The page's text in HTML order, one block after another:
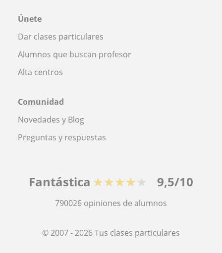
Únete
Dar clases particulares
Alumnos que buscan profesor
Alta centros
Comunidad
Novedades y Blog
Preguntas y respuestas
Fantástica ★★★★★ 9,5/10
790026 opiniones de alumnos
© 2007 - 2026 Tus clases particulares